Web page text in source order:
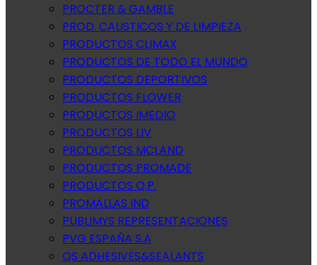
PROCTER & GAMBLE
PROD. CAUSTICOS Y DE LIMPIEZA
PRODUCTOS CLIMAX
PRODUCTOS DE TODO EL MUNDO
PRODUCTOS DEPORTIVOS
PRODUCTOS FLOWER
PRODUCTOS IMEDIO
PRODUCTOS LIV
PRODUCTOS MCLAND
PRODUCTOS PROMADE
PRODUCTOS Q.P.
PROMALLAS IND
PUBLIMYS REPRESENTACIONES
PVG ESPAÑA S.A
QS ADHESIVES&SEALANTS